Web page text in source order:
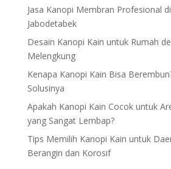
Jasa Kanopi Membran Profesional
Jabodetabek
Desain Kanopi Kain untuk Rumah
Melengkung
Kenapa Kanopi Kain Bisa
Solusinya
Apakah Kanopi Kain Cocok untuk
yang Sangat Lembap?
Tips Memilih Kanopi Kain untuk
Berangin dan Korosif